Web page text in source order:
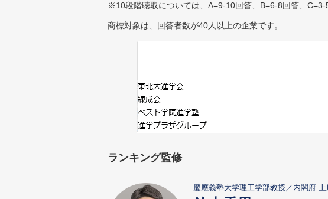
※10段階聴取については、A=9-10回答、B=6-8回答、C=3-
商標対象は、回答者数が40人以上の企業です。
ランキング監修
慶應義塾大学理工学部教授／内閣府